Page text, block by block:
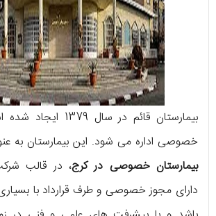
بیمارستان قائم در
خصوصی اداره می شود. این بیمارستان به
بیمارستان خصوصی در کرج، در قالب
دارای مجوز خصوصی و طرف قرارداد با